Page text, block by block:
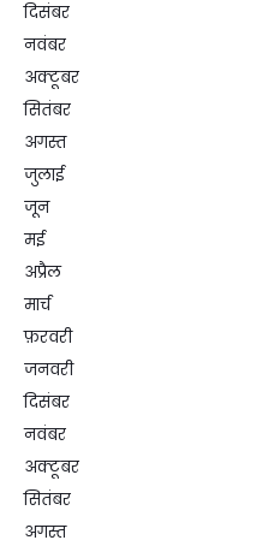
दिसंबर
नवंबर
अक्टूबर
सितंबर
अगस्त
जुलाई
जून
मई
अप्रैल
मार्च
फ़रवरी
जनवरी
दिसंबर
नवंबर
अक्टूबर
सितंबर
अगस्त